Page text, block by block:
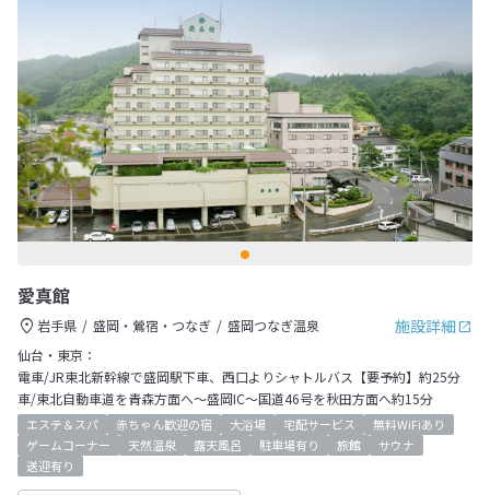
愛真館
施設詳細
岩手県 盛岡・鶯宿・つなぎ
盛岡つなぎ温泉
仙台・東京：
電車/JR東北新幹線で盛岡駅下車、西口よりシャトルバス【要予約】約25分
車/東北自動車道を青森方面へ～盛岡IC～国道46号を秋田方面へ約15分
エステ＆スパ 赤ちゃん歓迎の宿 大浴場 宅配サービス
無料WiFiあり
ゲームコーナー
天然温泉 露天風呂 駐車場有り 旅館
サウナ
送迎有り